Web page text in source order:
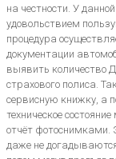
на честности. У
удовольствием
процедура
документации
выявить количество
страхового полиса.
сервисную книжку, а
техническое
отчёт фотоснимками.
даже не